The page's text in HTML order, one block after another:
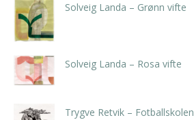
Solveig Landa – Grønn vifte
Solveig Landa – Rosa vifte
Trygve Retvik – Fotballskolen